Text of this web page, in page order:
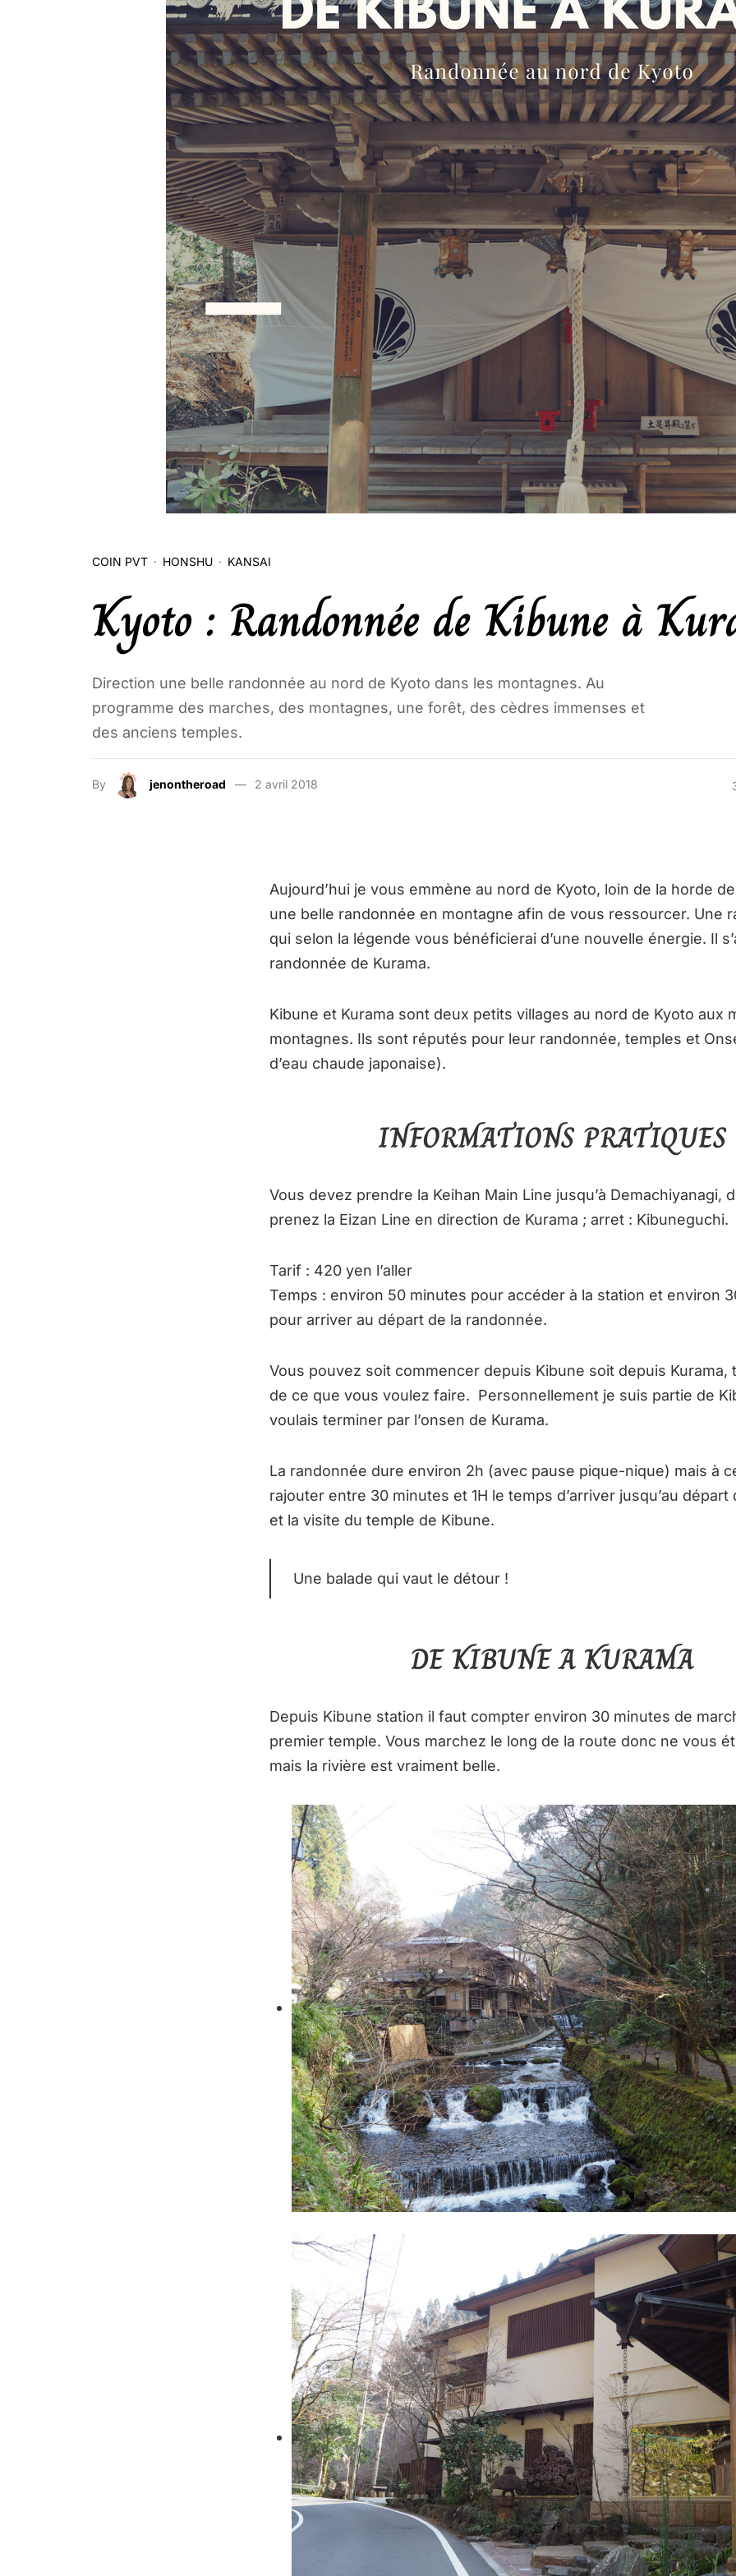
COIN PVT HONSHU KANSAI
Kyoto : Randonnée de Kibune à
Direction une belle randonnée au nord de Kyoto dans les montagnes. Au
programme des marches, des montagnes, une forêt, des cèdres immenses et
des anciens temples.
By jenontheroad 2 avril 2018
Aujourd’hui je vous emmène au nord de Kyoto, loin de la horde
une belle randonnée en montagne afin de vous ressourcer. Une
qui selon la légende vous bénéficierai d’une nouvelle énergie. Il
randonnée de Kurama.
Kibune et Kurama sont deux petits villages au nord de Kyoto aux
montagnes. Ils sont réputés pour leur randonnée, temples et
d’eau chaude japonaise).
INFORMATIONS PRATIQUES
Vous devez prendre la Keihan Main Line jusqu’à Demachiyanagi,
prenez la Eizan Line en direction de Kurama ; arret : Kibuneguchi.
Tarif : 420 yen l’aller
Temps : environ 50 minutes pour accéder à la station et environ
pour arriver au départ de la randonnée.
Vous pouvez soit commencer depuis Kibune soit depuis Kurama,
de ce que vous voulez faire. Personnellement je suis partie de
voulais terminer par l’onsen de Kurama.
La randonnée dure environ 2h (avec pause pique-nique) mais à
rajouter entre 30 minutes et 1H le temps d’arriver jusqu’au départ
et la visite du temple de Kibune.
Une balade qui vaut le détour !
DE KIBUNE A KURAMA
Depuis Kibune station il faut compter environ 30 minutes de
premier temple. Vous marchez le long de la route donc ne vous
mais la rivière est vraiment belle.